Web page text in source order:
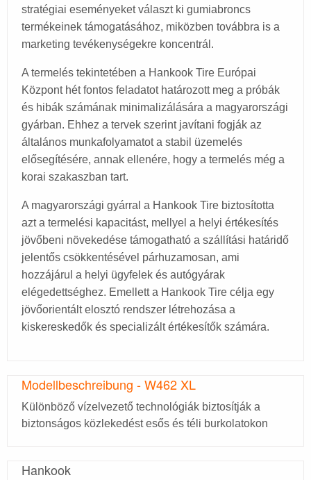
stratégiai eseményeket választ ki gumiabroncs
termékeinek támogatásához, miközben továbbra is a
marketing tevékenységekre koncentrál.
A termelés tekintetében a Hankook Tire Európai
Központ hét fontos feladatot határozott meg a próbák
és hibák számának minimalizálására a magyarországi
gyárban. Ehhez a tervek szerint javítani fogják az
általános munkafolyamatot a stabil üzemelés
elősegítésére, annak ellenére, hogy a termelés még a
korai szakaszban tart.
A magyarországi gyárral a Hankook Tire biztosította
azt a termelési kapacitást, mellyel a helyi értékesítés
jövőbeni növekedése támogatható a szállítási határidő
jelentős csökkentésével párhuzamosan, ami
hozzájárul a helyi ügyfelek és autógyárak
elégedettséghez. Emellett a Hankook Tire célja egy
jövőorientált elosztó rendszer létrehozása a
kiskereskedők és specializált értékesítők számára.
Modellbeschreibung - W462 XL
Különböző vízelvezető technológiák biztosítják a
biztonságos közlekedést esős és téli burkolatokon
Hankook